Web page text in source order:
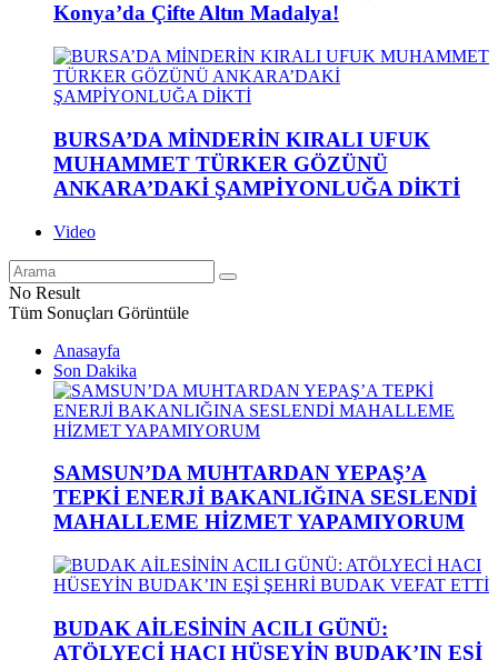
Konya’da Çifte Altın Madalya!
BURSA’DA MİNDERİN KIRALI UFUK
MUHAMMET TÜRKER GÖZÜNÜ
ANKARA’DAKİ ŞAMPİYONLUĞA DİKTİ
Video
No Result
Tüm Sonuçları Görüntüle
Anasayfa
Son Dakika
SAMSUN’DA MUHTARDAN YEPAŞ’A
TEPKİ ENERJİ BAKANLIĞINA SESLENDİ
MAHALLEME HİZMET YAPAMIYORUM
BUDAK AİLESİNİN ACILI GÜNÜ:
ATÖLYECİ HACI HÜSEYİN BUDAK’IN EŞİ